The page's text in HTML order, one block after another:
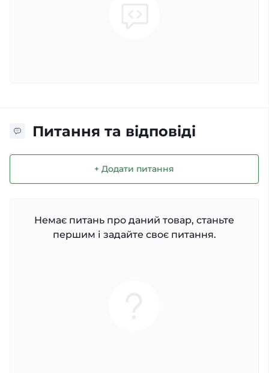
Питання та відповіді
+ Додати питання
Немає питань про даний товар, станьте
першим і задайте своє питання.